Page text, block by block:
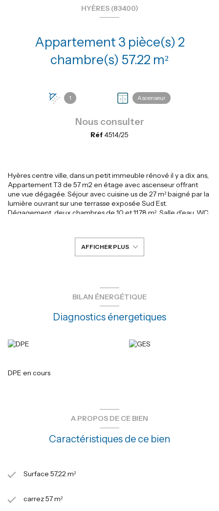
HYÈRES (83400)
Appartement 3 pièce(s) 2
chambre(s) 57.22 m²
1 Ascenseur
Nous consulter
Réf4514/25
Hyères centre ville, dans un petit immeuble rénové il y a dix ans,
Appartement T3 de 57 m2 en étage avec ascenseur offrant
une vue dégagée. Séjour avec cuisine us de 27 m² baigné par la
lumière ouvrant sur une terrasse exposée Sud Est.
Dégagement, deux chambres de 10 et 11.78 m². Salle d'eau, WC
clémenceau à 50 mètres.
Charges annuelles de 723€/AN : ascenseur , eau froide ,
AFFICHER PLUS
BILAN ÉNERGÉTIQUE
Diagnostics énergetiques
DPE en cours
A PROPOS DE CE BIEN
Caractéristiques de ce bien
Surface 57,22 m²
carrez 57 m²